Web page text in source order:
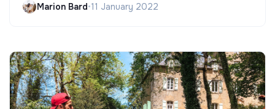
Marion Bard•11 January 2022